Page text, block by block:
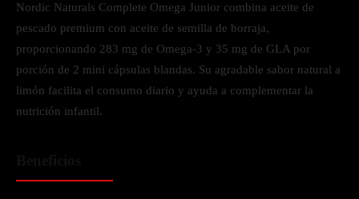
Nordic Naturals Complete Omega Junior combina aceite de
pescado premium con aceite de semilla de borraja,
proporcionando 283 mg de Omega-3 y 35 mg de GLA por
porción de 2 mini cápsulas blandas. Su agradable sabor natural a
limón facilita el consumo diario y ayuda a complementar la
nutrición infantil.